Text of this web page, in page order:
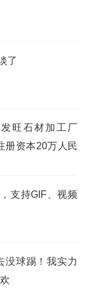
了
旺石材加工厂
册资本20万人民
支持GIF、视频
没球踢！我实力